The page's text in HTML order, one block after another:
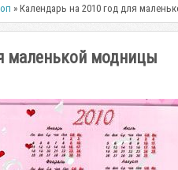
» Календарь на 2010 год для
маленькой модницы